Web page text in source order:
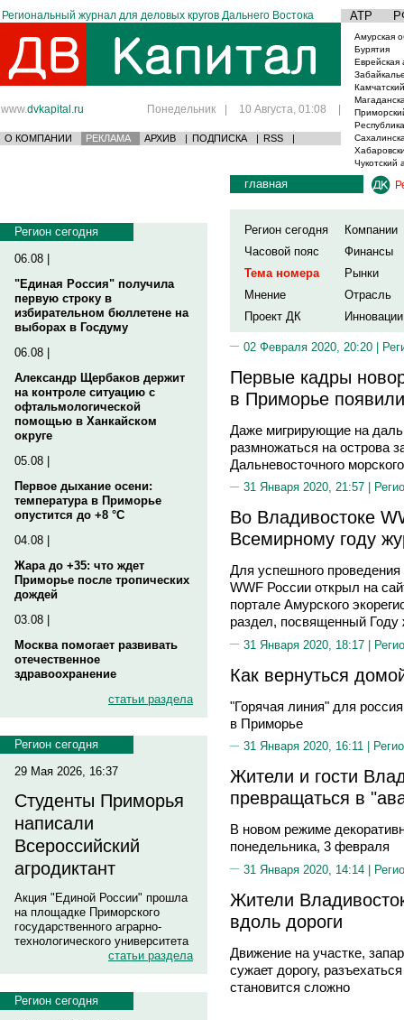
Региональный журнал для деловых кругов Дальнего Востока АТР
www.dvkapital.ru Понедельник | 10 Августа, 01:08 |
О КОМПАНИИ РЕКЛАМА АРХИВ | ПОДПИСКА | RSS |
Амурская
Бурятия
Еврейская
Чукотский
Регион сегодня
06.08 |
"Единая Россия" получила
первую строку в
избирательном бюллетене на
выборах в Госдуму
06.08 |
Александр Щербаков держит
на контроле ситуацию с
офтальмологической
помощью в Ханкайском
округе
05.08 |
Первое дыхание осени:
температура в Приморье
опустится до +8 °C
04.08 |
Жара до +35: что ждет
Приморье после тропических
дождей
03.08 |
Москва помогает развивать
отечественное
здравоохранение
статьи раздела
Регион сегодня
29 Мая 2026, 16:37
Студенты Приморья
написали
Всероссийский
агродиктант
Акция "Единой России" прошла
на площадке Приморского
государственного аграрно-
технологического университета
статьи раздела
Регион сегодня
главная
Регион сегодня
Компании
Часовой пояс
Финансы
Тема номера
Рынки
Мнение
Отрасль
Проект ДК
Инновации
02 Февраля 2020, 20:20 |
Первые кадры
в Приморье
Даже мигрирующие на
размножаться на острова
Дальневосточного
31 Января 2020, 21:57 |
Во Владивостоке
Всемирному году
Для успешного
WWF России открыл на
портале Амурского
раздел, посвященный Году
31 Января 2020, 18:17 |
Как вернуться
"Горячая линия" для
в Приморье
31 Января 2020, 16:11 |
Жители и гости
превращаться в
В новом режиме
понедельника, 3 февраля
31 Января 2020, 14:14 |
Жители
вдоль дороги
Движение на участке,
сужает дорогу,
становится сложно